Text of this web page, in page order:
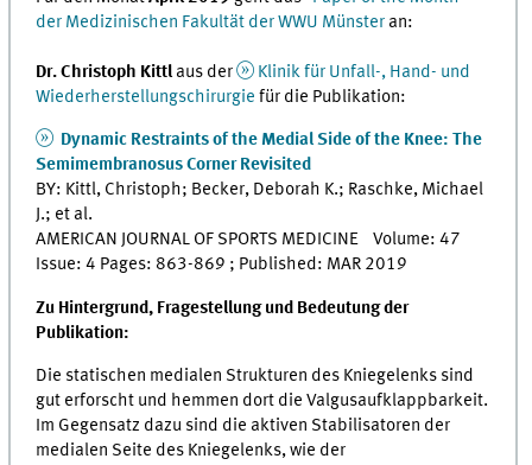
der Medizinischen Fakultät der WWU Münster an:
Dr. Christoph Kittlaus der
Klinik für Unfall-, Hand- und
Wiederherstellungschirurgie für die Publikation:
Dynamic Restraints of the Medial Side of the Knee: The
Semimembranosus Corner Revisited
BY: Kittl, Christoph; Becker, Deborah K.; Raschke, Michael
J.; et al.
AMERICAN JOURNAL OF SPORTS MEDICINE Volume: 47
Issue: 4 Pages: 863-869 ; Published: MAR 2019
Zu Hintergrund, Fragestellung und Bedeutung der
Publikation:
Die statischen medialen Strukturen des Kniegelenks sind
gut erforscht und hemmen dort die Valgusaufklappbarkeit.
Im Gegensatz dazu sind die aktiven Stabilisatoren der
medialen Seite des Kniegelenks, wie der